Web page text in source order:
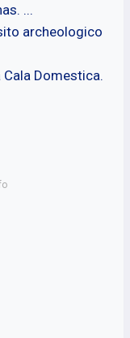
...
archeologico
Domestica.